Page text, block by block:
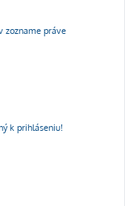
zozname práve
k prihláseniu!